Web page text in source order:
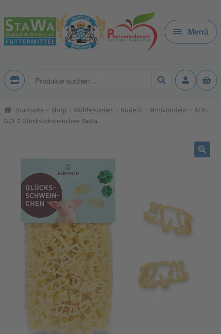
Zur
Navigation
springen
Zum
Inhalt
springen
Menü
Produkte
Startseite Shop Mühlenladen Nudeln Motivnudeln
ALB-
GOLD Glücksschweinchen Pasta